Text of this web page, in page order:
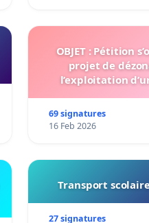
OBJET : Pétition
projet de
l’exploitation
69 signatures
16 Feb 2026
Transport
27 signatures